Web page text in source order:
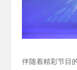
伴随着精彩节目